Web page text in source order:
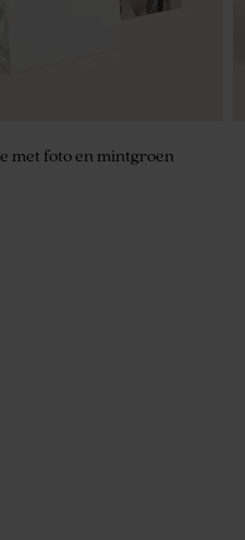
met foto en mintgroen